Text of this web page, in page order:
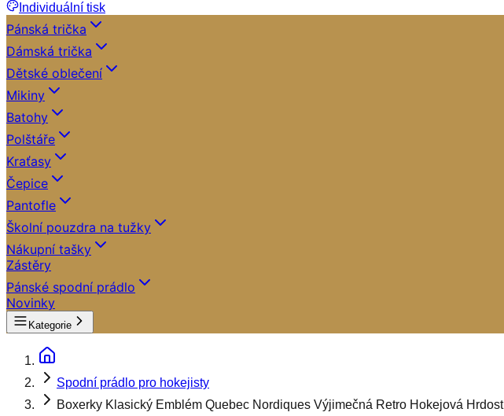
Individuální tisk
Pánská trička
Dámská trička
Dětské oblečení
Mikiny
Batohy
Polštáře
Kraťasy
Čepice
Pantofle
Školní pouzdra na tužky
Nákupní tašky
Zástěry
Pánské spodní prádlo
Novinky
Kategorie
Spodní prádlo pro hokejisty
Boxerky Klasický Emblém Quebec Nordiques Výjimečná Retro Hokejová Hrdost